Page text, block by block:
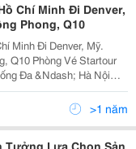
Chí Minh Đi Denver,
Phong, Q10
Minh Đi Denver, Mỹ.
Startour
Đa &Ndash; Hà Nội
-------------- 302
>1 năm
Tưởng Lựa Chọn Sản